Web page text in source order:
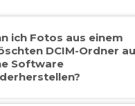
ich Fotos aus einem
DCIM-Ordner
Software